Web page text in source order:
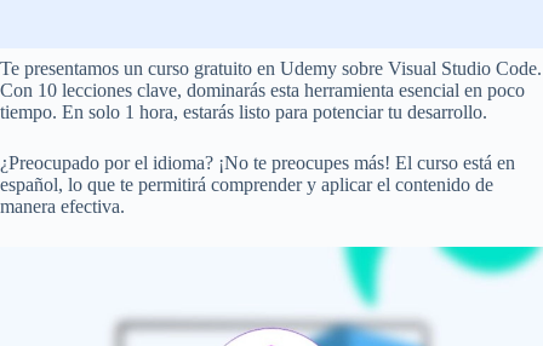
Te presentamos un curso gratuito en Udemy sobre Visual Studio Code.
Con 10 lecciones clave, dominarás esta herramienta esencial en poco
tiempo. En solo 1 hora, estarás listo para potenciar tu desarrollo.
¿Preocupado por el idioma? ¡No te preocupes más! El curso está en
español, lo que te permitirá comprender y aplicar el contenido de
manera efectiva.